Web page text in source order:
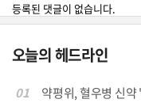
등록된 댓글이 없습니다.
오늘의 헤드라인
01
약평위, 혈우병 신